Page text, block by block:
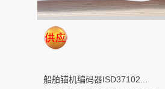
船舶锚机编码器ISD37102...